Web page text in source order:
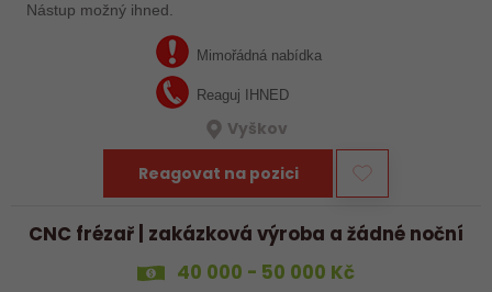
Nástup možný ihned.
Mimořádná nabídka
Reaguj IHNED
Vyškov
Reagovat na pozici
CNC frézař | zakázková výroba a žádné noční
40 000 - 50 000 Kč